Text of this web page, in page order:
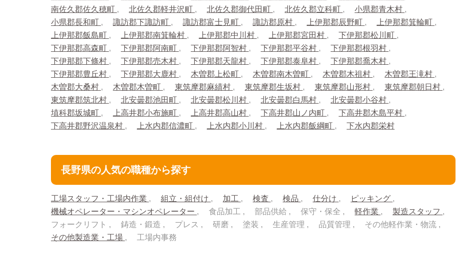
南佐久郡佐久穂町
北佐久郡軽井沢町 北佐久郡御代田町 北佐久郡立科町
小県郡青木村
小県郡長和町
諏訪郡下諏訪町 諏訪郡富士見町 諏訪郡原村 上伊那郡辰野町
上伊那郡箕輪町
上伊那郡飯島町
上伊那郡南箕輪村 上伊那郡中川村 上伊那郡宮田村
下伊那郡松川町
下伊那郡高森町
下伊那郡阿南町 下伊那郡阿智村 下伊那郡平谷村
下伊那郡根羽村
下伊那郡下條村
下伊那郡売木村 下伊那郡天龍村 下伊那郡泰阜村
下伊那郡喬木村
下伊那郡豊丘村
下伊那郡大鹿村 木曽郡上松町 木曽郡南木曽町 木曽郡木祖村
木曽郡王滝村
木曽郡大桑村
木曽郡木曽町 東筑摩郡麻績村 東筑摩郡生坂村 東筑摩郡山形村
東筑摩郡朝日村
東筑摩郡筑北村
北安曇郡池田町 北安曇郡松川村 北安曇郡白馬村
北安曇郡小谷村
埴科郡坂城町
上高井郡小布施町 上高井郡高山村 下高井郡山ノ内町
下高井郡木島平村
下高井郡野沢温泉村
上水内郡信濃町 上水内郡小川村 上水内郡飯綱町 下水内郡栄村
長野県の人気の職種から探す
工場スタッフ・工場内作業 組立・組付け 加工 検査 検品 仕分け
ピッキング
機械オペレーター・マシンオペレーター
食品加工 部品供給 保守・保全 軽作業
製造スタッフ
フォークリフト
鋳造・鍛造 プレス 研磨 塗装 生産管理 品質管理
その他軽作業・物流
その他製造業・工場
工場内事務